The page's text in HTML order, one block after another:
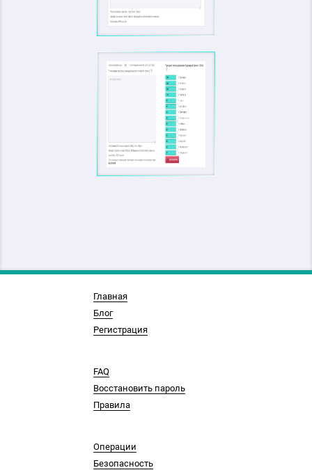
Главная
Блог
Регистрация
FAQ
Восстановить пароль
Правила
Операции
Безопасность